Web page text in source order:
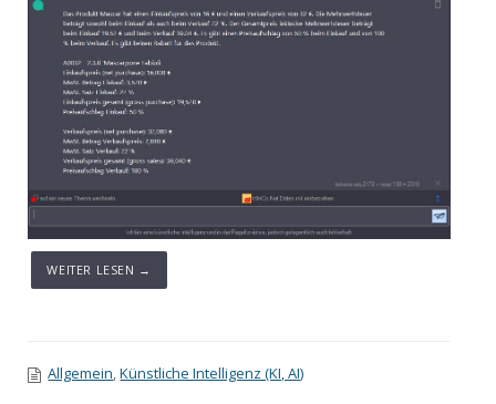
WEITER LESEN →
Allgemein,Künstliche Intelligenz (KI, AI)